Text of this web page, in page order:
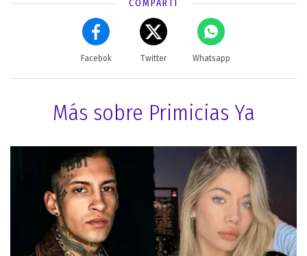
COMPARTÍ
Facebok Twitter Whatsapp
Más sobre Primicias Ya